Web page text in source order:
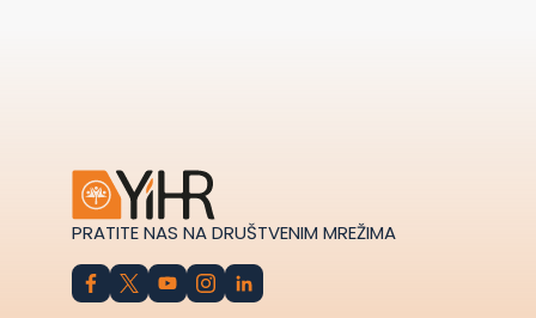
PRATITE NAS NA DRUŠTVENIM MREŽIMA